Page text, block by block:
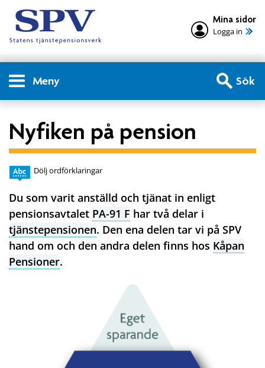
Mina sidor
Logga in
Meny Sök
Nyfiken på pension
Dölj ordförklaringar
Du som varit anställd och tjänat in enligt
pensionsavtalet PA-91 F har två delar i
tjänstepensionen. Den ena delen tar vi på SPV
hand om och den andra delen finns hos Kåpan
Pensioner.